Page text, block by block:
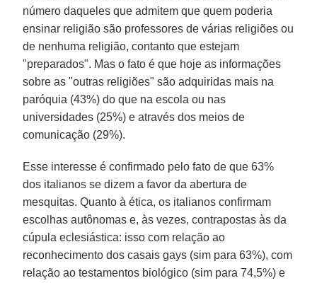
número daqueles que admitem que quem poderia
ensinar religião são professores de várias religiões ou
de nenhuma religião, contanto que estejam
"preparados". Mas o fato é que hoje as informações
sobre as "outras religiões" são adquiridas mais na
paróquia (43%) do que na escola ou nas
universidades (25%) e através dos meios de
comunicação (29%).
Esse interesse é confirmado pelo fato de que 63%
dos italianos se dizem a favor da abertura de
mesquitas. Quanto à ética, os italianos confirmam
escolhas autônomas e, às vezes, contrapostas às da
cúpula eclesiástica: isso com relação ao
reconhecimento dos casais gays (sim para 63%), com
relação ao testamentos biológico (sim para 74,5%) e